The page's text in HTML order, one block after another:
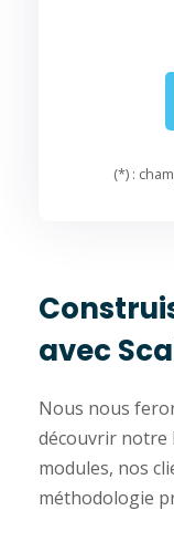
(*) :
avec
Nous nous
découvrir notre
modules, nos
méthodologie